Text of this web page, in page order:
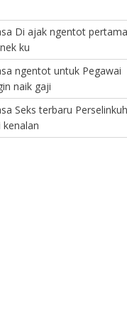
Di ajak ngentot
ku
ngentot untuk Pegawai
naik gaji
Seks terbaru